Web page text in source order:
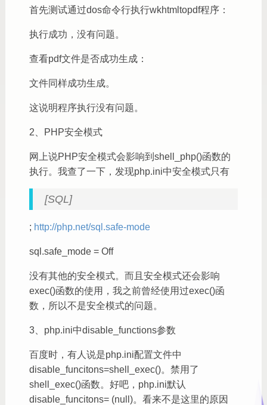
首先测试通过dos命令行执行wkhtmltopdf程序：
执行成功，没有问题。
查看pdf文件是否成功生成：
文件同样成功生成。
这说明程序执行没有问题。
2、PHP安全模式
网上说PHP安全模式会影响到shell_php()函数的
执行。我查了一下，发现php.ini中安全模式只有
[SQL]
; http://php.net/sql.safe-mode
sql.safe_mode = Off
没有其他的安全模式。而且安全模式还会影响
exec()函数的使用，我之前曾经使用过exec()函
数，所以不是安全模式的问题。
3、php.ini中disable_functions参数
百度时，有人说是php.ini配置文件中
disable_funcitons=shell_exec()。禁用了
shell_exec()函数。好吧，php.ini默认
disable_funcitons= (null)。看来不是这里的原因